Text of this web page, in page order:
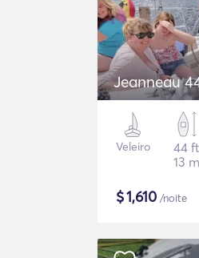
Jeanneau
Veleiro
44 ft
13 m
$1,610 /noite